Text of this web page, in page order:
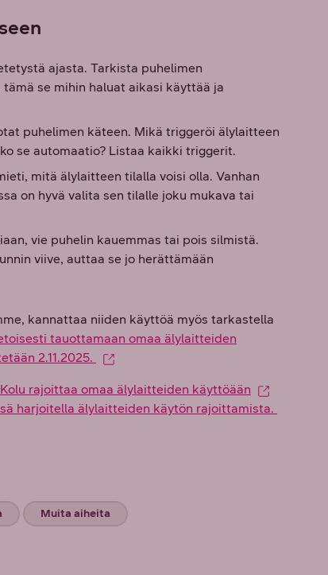
ajasta. Tarkista puhelimen
se mihin haluat aikasi käyttää ja
puhelimen käteen. Mikä triggeröi älylaitteen
se automaatio? Listaa kaikki triggerit.
mitä älylaitteen tilalla voisi olla. Vanhan
on hyvä valita sen tilalle joku mukava tai
vie puhelin kauemmas tai pois silmistä.
viive, auttaa se jo herättämään
kannattaa niiden käyttöä myös tarkastella
tauottamaan omaa älylaitteiden
2.11.2025.
rajoittaa omaa älylaitteiden käyttöään
harjoitella älylaitteiden käytön rajoittamista.
Muita aiheita